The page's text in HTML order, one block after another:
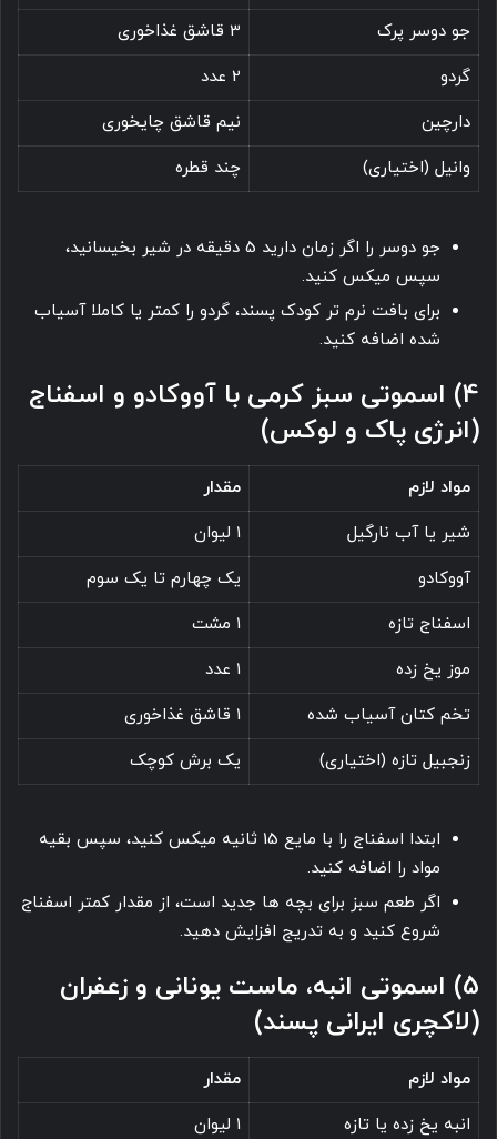
جو دوسر پرک
3 قاشق غذاخوری
گردو
2 عدد
دارچین
نیم قاشق چایخوری
وانیل (اختیاری)
چند قطره
جو دوسر را اگر زمان دارید 5 دقیقه در شیر بخیسانید،
سپس میکس کنید.
برای بافت نرم تر کودک پسند، گردو را کمتر یا کاملا آسیاب
شده اضافه کنید.
4) اسموتی سبز کرمی با آووکادو و اسفناج
(انرژی پاک و لوکس)
مواد لازم
مقدار
شیر یا آب نارگیل
1 لیوان
آووکادو
یک چهارم تا یک سوم
اسفناج تازه
1 مشت
موز یخ زده
1 عدد
تخم کتان آسیاب شده
1 قاشق غذاخوری
زنجبیل تازه (اختیاری)
یک برش کوچک
ابتدا اسفناج را با مایع 15 ثانیه میکس کنید، سپس بقیه
مواد را اضافه کنید.
اگر طعم سبز برای بچه ها جدید است، از مقدار کمتر اسفناج
شروع کنید و به تدریج افزایش دهید.
5) اسموتی انبه، ماست یونانی و زعفران
(لاکچری ایرانی پسند)
مواد لازم
مقدار
انبه یخ زده یا تازه
1 لیوان